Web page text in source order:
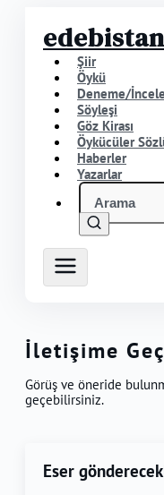
edebistan
Şiir
Öykü
Deneme/
Söyleşi
Göz Kirası
Öykücüler
Haberler
Yazarlar
İletişime Geç
Görüş ve öneride
geçebilirsiniz.
Eser